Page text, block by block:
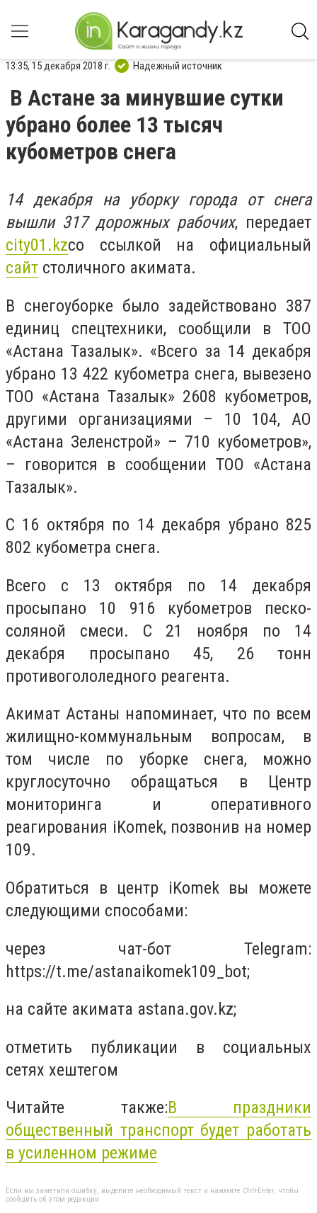
13:35, 15 декабря 2018 г. Надежный источник
В Астане за минувшие сутки
убрано более 13 тысяч
кубометров снега
14 декабря на уборку города от снега
вышли 317 дорожных рабочих, передает
city01. kzсо ссылкой на официальный
сайт столичного акимата.
В снегоуборке было задействовано 387
единиц спецтехники, сообщили в ТОО
«Астана Тазалык». «Всего за 14 декабря
убрано 13 422 кубометра снега, вывезено
ТОО «Астана Тазалык» 2608 кубометров,
другими организациями – 10 104, АО
«Астана Зеленстрой» – 710 кубометров»,
– говорится в сообщении ТОО «Астана
Тазалык».
С 16 октября по 14 декабря убрано 825
802 кубометра снега.
Всего с 13 октября по 14 декабря
просыпано 10 916 кубометров песко-
соляной смеси. С 21 ноября по 14
декабря просыпано 45, 26 тонн
противогололедного реагента.
Акимат Астаны напоминает, что по всем
жилищно-коммунальным вопросам, в
том числе по уборке снега, можно
круглосуточно обращаться в Центр
мониторинга и оперативного
реагирования iKomek, позвонив на номер
109.
Обратиться в центр iKomek вы можете
следующими способами:
через чат-бот Telegram:
https://t.me/astanaikomek109_bot;
на сайте акимата astana.gov.kz;
отметить публикации в социальных
сетях хештегом
Читайте также:В праздники
общественный транспорт будет работать
в усиленном режиме
Если вы заметили ошибку, выделите необходимый текст и нажмите Ctrl+Enter, чтобы
сообщить об этом редакции